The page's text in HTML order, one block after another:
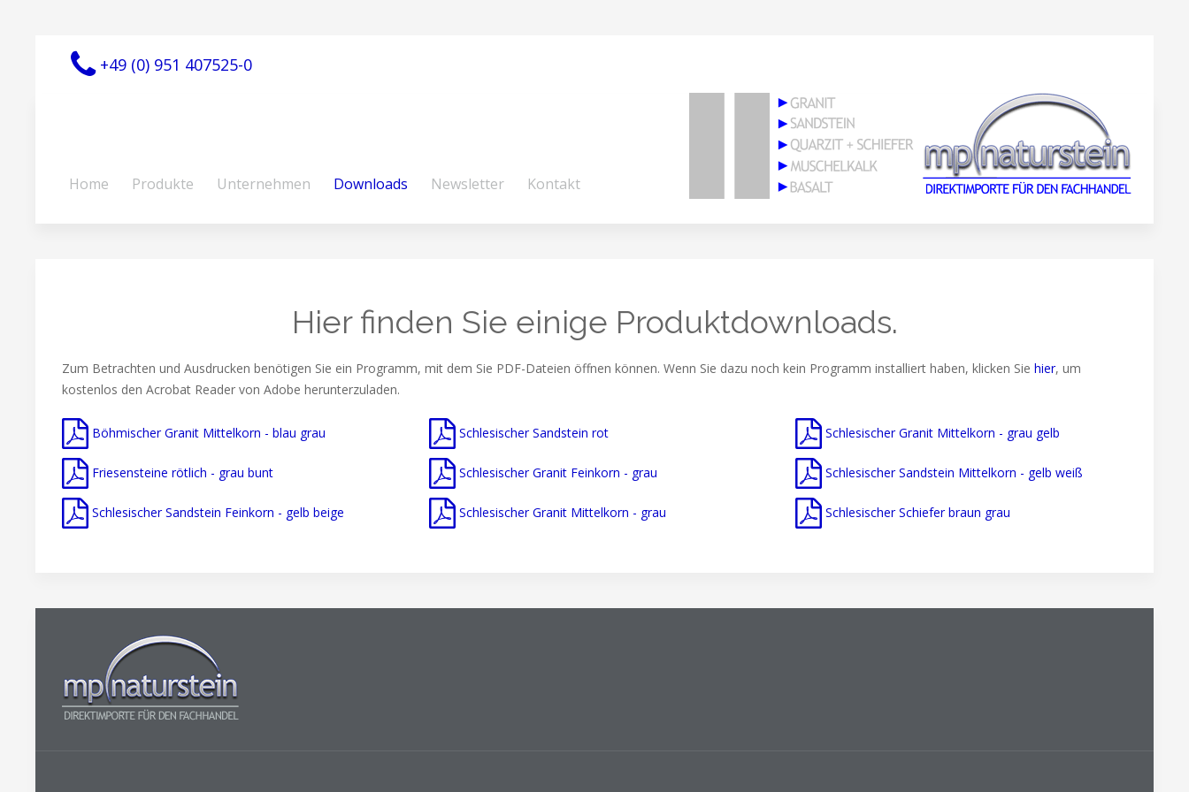
+49 (0) 951 407525-0
Home Produkte Unternehmen Downloads Newsletter Kontakt
Hier finden Sie einige Produktdownloads.
Zum Betrachten und Ausdrucken benötigen Sie ein Programm, mit dem Sie PDF-Dateien öffnen können. Wenn Sie dazu noch kein Programm installiert haben, klicken Sie hier, um
kostenlos den Acrobat Reader von Adobe herunterzuladen.
Böhmischer Granit Mittelkorn - blau grau
Friesensteine rötlich - grau bunt
Schlesischer Sandstein Feinkorn - gelb beige
Schlesischer Sandstein rot
Schlesischer Granit Feinkorn - grau
Schlesischer Granit Mittelkorn - grau
Schlesischer Granit Mittelkorn - grau gelb
Schlesischer Sandstein Mittelkorn - gelb weiß
Schlesischer Schiefer braun grau